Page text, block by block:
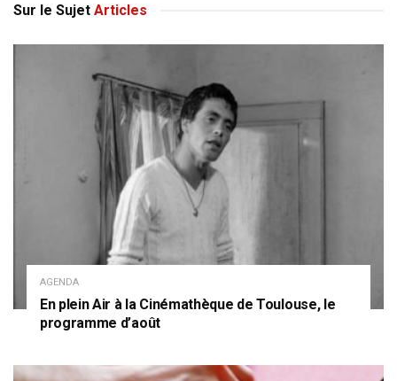
Sur le Sujet Articles
AGENDA
En plein Air à la Cinémathèque de Toulouse, le
programme d’août